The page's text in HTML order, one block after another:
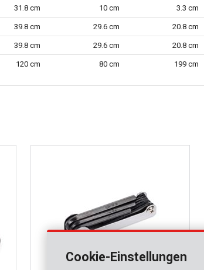
31.8 cm 10 cm 3.3 cm
39.8 cm 29.6 cm 20.8 cm
39.8 cm 29.6 cm 20.8 cm
120 cm 80 cm 199 cm
Cookie-Einstellungen